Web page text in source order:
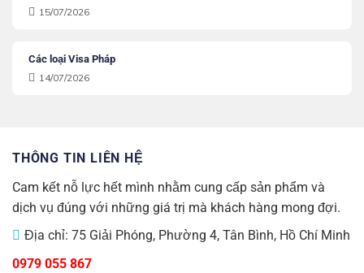
15/07/2026
Các loại Visa Pháp
14/07/2026
THÔNG TIN LIÊN HỆ
Cam kết nỗ lực hết mình nhằm cung cấp sản phẩm và
dịch vụ đúng với những giá trị mà khách hàng mong đợi.
Địa chỉ: 75 Giải Phóng, Phường 4, Tân Bình, Hồ Chí Minh
0979 055 867